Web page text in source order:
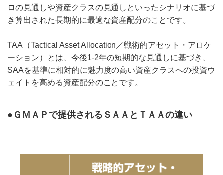
ロの見通しや資産クラスの見通しといったシナリオに基づ
き算出された長期的に最適な資産配分のことです。
TAA（Tactical Asset Allocation／戦術的アセット・アロケ
ーション）とは、今後1-2年の短期的な見通しに基づき、
SAAを基準に相対的に魅力度の高い資産クラスへの投資ウ
ェイトを高める資産配分のことです。
●ＧＭＡＰで提供されるＳＡＡとＴＡＡの違い